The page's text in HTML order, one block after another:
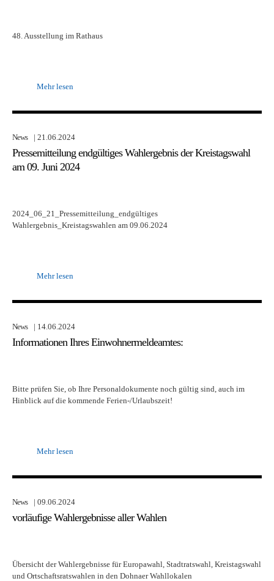
48. Ausstellung im Rathaus
Mehr lesen
News | 21.06.2024
Pressemitteilung endgültiges Wahlergebnis der Kreistagswahl
am 09. Juni 2024
2024_06_21_Pressemitteilung_endgültiges
Wahlergebnis_Kreistagswahlen am 09.06.2024
Mehr lesen
News | 14.06.2024
Informationen Ihres Einwohnermeldeamtes:
Bitte prüfen Sie, ob Ihre Personaldokumente noch gültig sind, auch im
Hinblick auf die kommende Ferien-/Urlaubszeit!
Mehr lesen
News | 09.06.2024
vorläufige Wahlergebnisse aller Wahlen
Übersicht der Wahlergebnisse für Europawahl, Stadtratswahl, Kreistagswahl
und Ortschaftsratswahlen in den Dohnaer Wahllokalen